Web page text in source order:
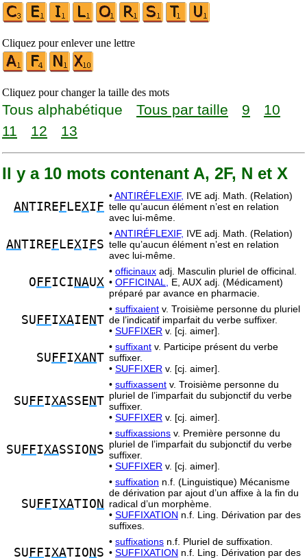
Cliquez pour enlever une lettre
Cliquez pour changer la taille des mots
Tous alphabétique Tous par taille 9
10
11
12 13
Il y a 10 mots contenant A, 2F, N et X
ANTIRE F LEXI F
•ANTIRÉFLEXIF, IVE adj. Math. (Relation)
telle qu’aucun élément n’est en relation
avec lui-même.
ANTIRE F LEXI FS
•ANTIRÉFLEXIF, IVE adj. Math. (Relation)
telle qu’aucun élément n’est en relation
avec lui-même.
O FFICI NAUX
• officinaux adj. Masculin pluriel de officinal.
• OFFICINAL,
E, AUX adj. (Médicament)
préparé par avance en pharmacie.
SU FFIXAIE NT
• suffixaient v. Troisième personne du pluriel
de l’indicatif imparfait du verbe suffixer.
• SUFFIXER v. [cj. aimer].
SU FFIXANT
• suffixant v. Participe présent du verbe
suffixer.
• SUFFIXER v. [cj. aimer].
SU FFIXASSE NT
• suffixassent v. Troisième personne du
pluriel de l’imparfait du subjonctif du verbe
suffixer.
• SUFFIXER v. [cj. aimer].
SU FFIXASSIO N S
• suffixassions v. Première personne du
pluriel de l’imparfait du subjonctif du verbe
suffixer.
• SUFFIXER v. [cj. aimer].
SU FFIXATIO N
• suffixation n.f. (Linguistique) Mécanisme
de dérivation par ajout d’un affixe à la fin du
radical d’un morphème.
• SUFFIXATION n.f. Ling. Dérivation par des
suffixes.
SU FFIXATIO N S
• suffixations n.f. Pluriel de suffixation.
• SUFFIXATION n.f. Ling. Dérivation par des